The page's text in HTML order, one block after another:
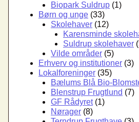
Biopark Suldrup (1)
Børn og unge (33)
Skolehaver (12)
Karensminde
Suldrup skolehaver
Vilde områder (5)
Erhverv og institutioner (3)
Lokalforeninger (35)
Bælums Blå Bio-
Blenstrup Frugtlund (7)
GF Rådyret(1)
Nørager (8)